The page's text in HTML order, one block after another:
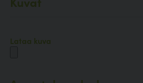
Lataa kuva